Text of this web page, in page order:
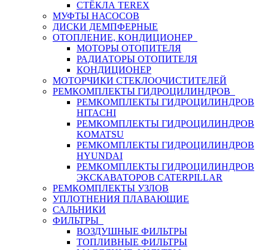
СТЁКЛА TEREX
МУФТЫ НАСОСОВ
ДИСКИ ДЕМПФЕРНЫЕ
ОТОПЛЕНИЕ, КОНДИЦИОНЕР
МОТОРЫ ОТОПИТЕЛЯ
РАДИАТОРЫ ОТОПИТЕЛЯ
КОНДИЦИОНЕР
МОТОРЧИКИ СТЕКЛООЧИСТИТЕЛЕЙ
РЕМКОМПЛЕКТЫ ГИДРОЦИЛИНДРОВ
РЕМКОМПЛЕКТЫ ГИДРОЦИЛИНДРОВ
HITACHI
РЕМКОМПЛЕКТЫ ГИДРОЦИЛИНДРОВ
KOMATSU
РЕМКОМПЛЕКТЫ ГИДРОЦИЛИНДРОВ
HYUNDAI
РЕМКОМПЛЕКТЫ ГИДРОЦИЛИНДРОВ
ЭКСКАВАТОРОВ CATERPILLAR
РЕМКОМПЛЕКТЫ УЗЛОВ
УПЛОТНЕНИЯ ПЛАВАЮЩИЕ
САЛЬНИКИ
ФИЛЬТРЫ
ВОЗДУШНЫЕ ФИЛЬТРЫ
ТОПЛИВНЫЕ ФИЛЬТРЫ